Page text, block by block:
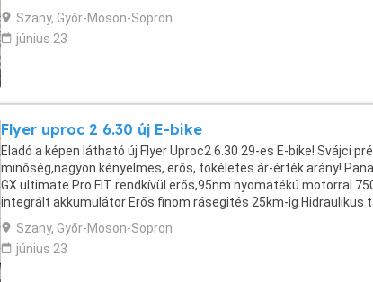
piros szín! Elöl-hátul olajos tárcsa ...
Szany, Győr-Moson-Sopron
június 23
Flyer uproc 2 6.30 új E-bike
Eladó a képen látható új Flyer Uproc2 6.30 29-es E-bike! Svájci
minőség,nagyon kényelmes, erős, tökéletes ár-érték arány!
GX ultimate Pro FIT rendkívül erős,95nm nyomatékú motorral
integrált akkumulátor Erős finom rásegités 25km-ig Hidraulikus
fékek elöl-hátul ...
Szany, Győr-Moson-Sopron
június 23